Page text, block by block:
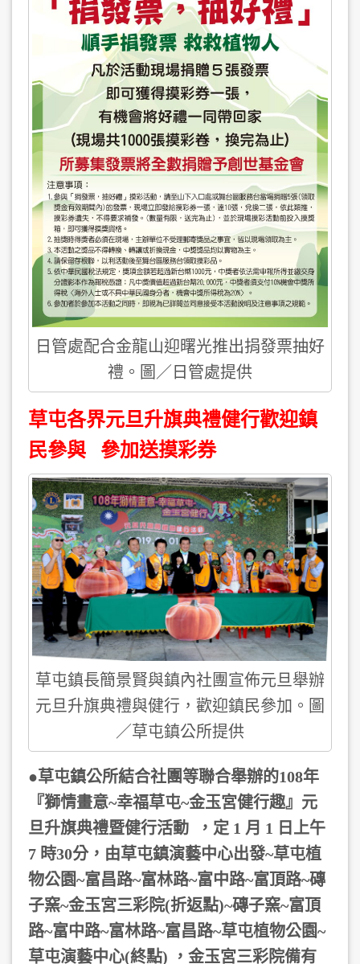
日管處配合金龍山迎曙光推出捐發票抽好
禮。圖／日管處提供
草屯各界元旦升旗典禮健行歡迎鎮
民參與 參加送摸彩券
草屯鎮長簡景賢與鎮內社團宣佈元旦舉辦
元旦升旗典禮與健行，歡迎鎮民參加。圖
／草屯鎮公所提供
●草屯鎮公所結合社團等聯合舉辦的108年
『獅情畫意~幸福草屯~金玉宮健行趣』元
旦升旗典禮暨健行活動
，定 1 月 1 日上午
7 時30分，由草屯鎮演藝中心出發~草屯植
物公園~富昌路~富林路~富中路~富頂路~磚
子窯~金玉宮三彩院(折返點)~磚子窯~富頂
路~富中路~富林路~富昌路~草屯植物公園~
草屯演藝中心(終點) ， 金玉宮三彩院備有